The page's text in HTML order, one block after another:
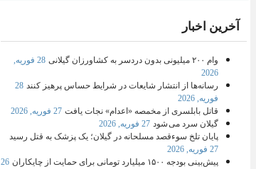
آخرین اخبار
وام ۲۰۰ میلیونی بدون دردسر به کشاورزان گیلانی
28 فوریه,
2026
رسانه‌ها از انتشار شایعات در شرایط حساس پرهیز کنند 28
فوریه, 2026
قاتل بابلسری از مخمصه «اعدام» نجات یافت 27 فوریه, 2026
گیلان سرد می شود 27 فوریه, 2026
پایان تلخ سوءقصد مسلحانه در گیلان؛ یک پزشک به قتل رسید
27 فوریه, 2026
پیش‌بینی بودجه ۱۵۰۰ میلیارد تومانی برای حمایت از چایکاران
26